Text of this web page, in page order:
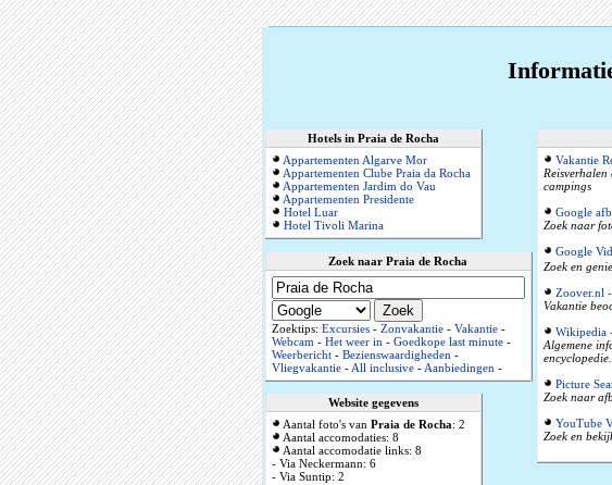
Hotels in Praia de Rocha
Appartementen Algarve Mor
Appartementen Clube Praia da Rocha
Appartementen Jardim do Vau
Appartementen Presidente
Hotel Luar
Hotel Tivoli Marina
Zoek naar Praia de Rocha
Zoektips: Excursies- Zonvakantie- Vakantie-
Webcam- Het weer in- Goedkope last minute-
Weerbericht- Bezienswaardigheden-
Vliegvakantie-All inclusive-Aanbiedingen-
Website gegevens
Aantal foto's van Praia de Rocha: 2
Aantal accomodaties: 8
Aantal accomodatie links: 8
- Via Neckermann: 6
- Via Suntip: 2
Vakantie
Reisverhalen
campings
Google
Zoek naar
Google
Zoek en
Zoover.nl
Vakantie
Wikipedia
Algemene
encyclopedie.
Picture
Zoek naar
YouTube
Zoek en